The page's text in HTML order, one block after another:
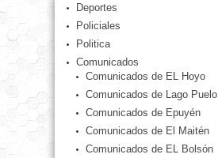
Deportes
Policiales
Politica
Comunicados
Comunicados de EL Hoyo
Comunicados de Lago Puelo
Comunicados de Epuyén
Comunicados de El Maitén
Comunicados de EL Bolsón